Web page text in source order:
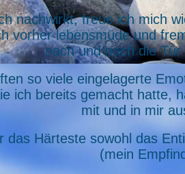
nachwirkt, freue ich mich
vorher lebensmüde und
nach und nach die
so viele eingelagerte
ich bereits gemacht hatte,
mit und in mir
das Härteste sowohl das
(mein